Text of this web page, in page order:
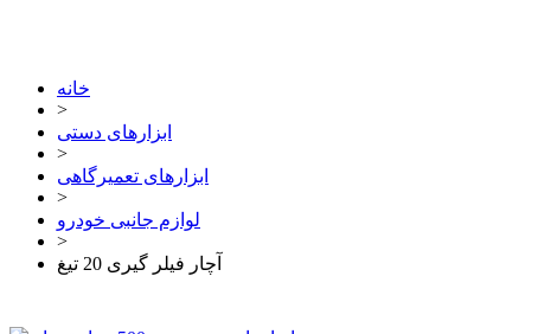
خانه
>
ابزارهای دستی
>
ابزارهای تعمیرگاهی
>
لوازم جانبی خودرو
>
آچار فیلر گیری 20 تیغ